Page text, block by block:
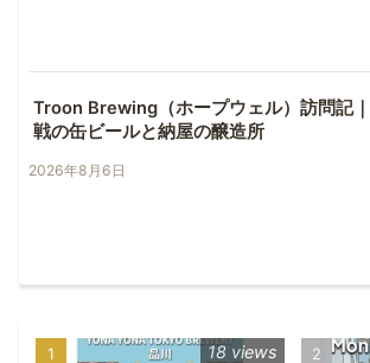
Troon Brewing（ホープウェル）訪問記
戦の缶ビールと納屋の醸造所
2026年8月6日
18 views